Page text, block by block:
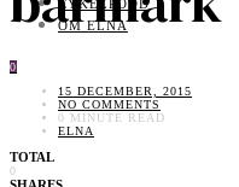
CYKELPODD
OM ELNA
0
15 DECEMBER, 2015
NO COMMENTS
0 MINUTE READ
ELNA
TOTAL
0